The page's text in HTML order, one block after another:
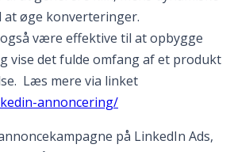
øge konverteringer.
være effektive til at opbygge
vise det fulde omfang af et produkt
Læs mere via linket
annoncering/
på LinkedIn Ads,